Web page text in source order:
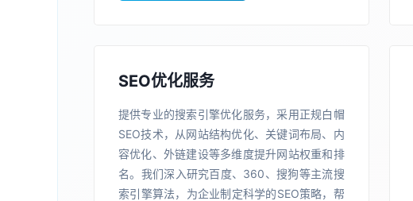
SEO优化服务
提供专业的搜索引擎优化服务，采用正规白帽
SEO技术，从网站结构优化、关键词布局、内
容优化、外链建设等多维度提升网站权重和排
名。我们深入研究百度、360、搜狗等主流搜
索引擎算法，为企业制定科学的SEO策略，帮